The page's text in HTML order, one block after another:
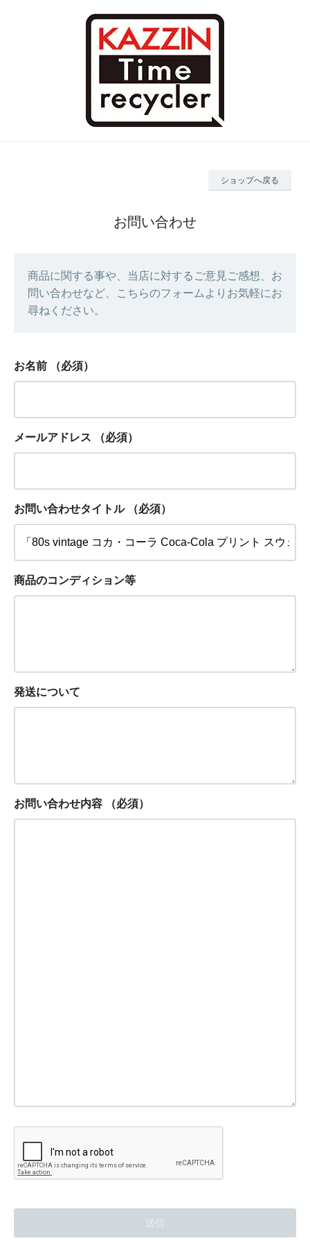
ショップへ戻る
お問い合わせ
商品に関する事や、当店に対するご意見ご感想、お
問い合わせなど、こちらのフォームよりお気軽にお
尋ねください。
お名前 （必須）
メールアドレス （必須）
お問い合わせタイトル （必須）
商品のコンディション等
発送について
お問い合わせ内容 （必須）